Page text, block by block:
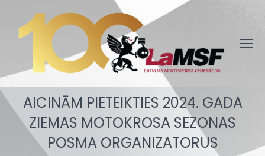
AICINĀM PIETEIKTIES 2024. GADA
ZIEMAS MOTOKROSA SEZONAS
POSMA ORGANIZATORUS